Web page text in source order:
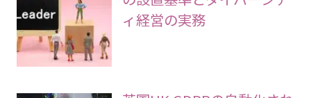
ィ経営の実務